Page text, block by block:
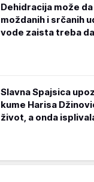
Dehidracija može
moždanih i srčanih
vode zaista treba
Slavna Spajsica
kume Harisa
život, a onda